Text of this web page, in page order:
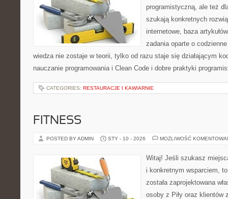
programistyczną, ale też
szukają konkretnych
internetowe, baza
zadania oparte o
wiedza nie zostaje w teorii, tylko od razu staje się działającym
nauczanie programowania i Clean Code i dobre praktyki
CATEGORIES: RESTAURACJE I KAWIARNIE
FITNESS
POSTED BY ADMIN STY - 10 - 2026 MOŻLIWOŚĆ
Witaj! Jeśli szukasz
i konkretnym wsparciem,
została zaprojektowana
osoby z Piły oraz klientów